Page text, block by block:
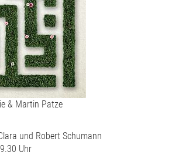
& Martin Patze
und Robert Schumann
Uhr